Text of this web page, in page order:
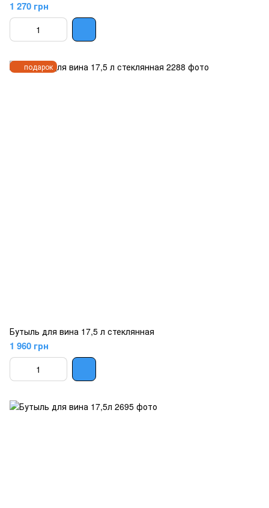
1 270 грн
подарок
Бутыль для вина 17,5 л стеклянная
1 960 грн